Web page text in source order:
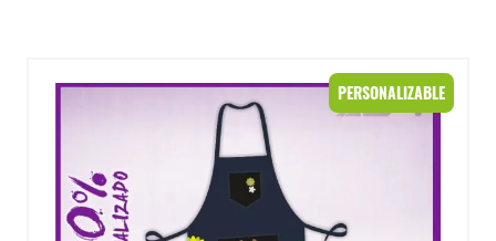
Casulla profesora modelo "Sin profes como tú"